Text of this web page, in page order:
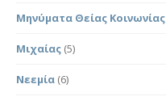
Μηνύματα Θείας Κοινωνίας
Μιχαίας (5)
Νεεμία (6)